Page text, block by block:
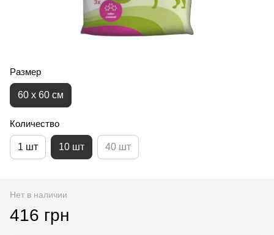
Размер
60 х 60 см
Количество
1 шт 10 шт 40 шт
Нет в наличии
416 грн